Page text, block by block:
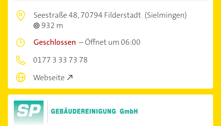
Seestraße 48,70794 Filderstadt (Sielmingen)
932 m
Geschlossen –Öffnet um 06:00
0177 3 33 73 78
Webseite